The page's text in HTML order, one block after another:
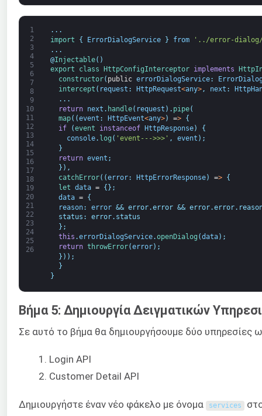
1
2
3
4
5
6
7
8
9
10
11
12
13
14
15
16
17
18
19
20
21
22
23
24
25
26
. . .
import
{ ErrorDialogService } from
'../error-
. . .
@Injectable( )
export
class HttpConfigInterceptor implements
constructor( public errorDialogService:
intercept ( request : HttpRequest<any>, next :
. . .
return
next . handle( request ) . pipe(
map( (event : HttpEvent<any>) =>
{
if
(event instanceof HttpResponse)
{
console. log ( 'event--->>>' , event ) ;
}
return event ;
} ) ,
catchError( (error: HttpErrorResponse) =>
{
let data = { } ;
data =
{
reason: error && error.error &&
status: error.status
};
this .errorDialogService.openDialog (data) ;
return throwError(error) ;
} ) ) ;
}
}
Βήμα 5: Δημιουργία Δειγματικών
Σε αυτό το βήμα θα δημιουργήσουμε δύο υπηρεσίες
Login API
Customer Detail API
Δημιουργήστε έναν νέο φάκελο με όνομα services